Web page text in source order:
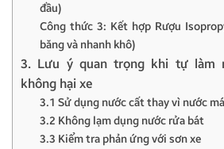
đầu)
Công thức 3: Kết hợp Rượu
băng và nhanh khô)
3. Lưu ý quan trọng khi tự làm
không hại xe
3.1 Sử dụng nước cất thay vì nước
3.2 Không lạm dụng nước rửa bát
3.3 Kiểm tra phản ứng với sơn xe